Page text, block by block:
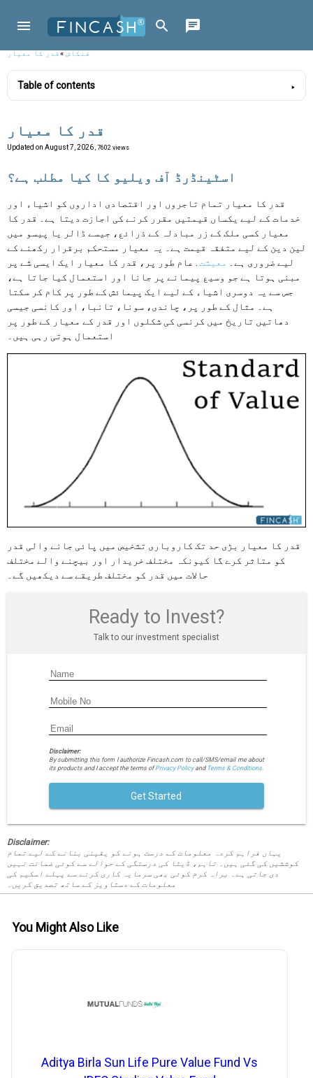
فنکاش»قدر کا معیار
Table of contents
قدر کا معیار
Updated on August 7, 2026 , 7602 views
اسٹینڈرڈ آف ویلیو کا کیا مطلب ہے؟
قدر کا معیار تمام تاجروں اور اقتصادی اداروں کو اشیاء اور
خدمات کے لیے یکساں قیمتیں مقرر کرنے کی اجازت دیتا ہے۔ قدر کا
معیار کسی ملک کے زر مبادلہ کے ذرائع، جیسے ڈالر یا پیسو میں
لین دین کے لیے متفقہ قیمت ہے۔ یہ معیار مستحکم برقرار رکھنے کے
لیے ضروری ہے۔
معیشت
. عام طور پر، قدر کا معیار ایک ایسی شے پر
مبنی ہوتا ہے جو وسیع پیمانے پر جانا اور استعمال کیا جاتا ہے،
جس سے یہ دوسری اشیاء کے لیے ایک پیمائش کے طور پر کام کر سکتا
ہے۔ مثال کے طور پر، چاندی، سونا، تانبا، اور کانسی جیسی
دھاتیں تاریخ میں کرنسی کی شکلوں اور قدر کے معیار کے طور پر
استعمال ہوتی رہی ہیں۔
قدر کا معیار بڑی حد تک کاروباری تشخیص میں پائی جانے والی قدر
کو متاثر کرے گا کیونکہ مختلف خریدار اور بیچنے والے مختلف
حالات میں قدر کو مختلف طریقے سے دیکھیں گے۔
Ready to Invest?
Talk to our investment specialist
Disclaimer:
By submitting this form I authorize Fincash.com to call/SMS/email me about
its products and I accept the terms ofPrivacy Policyand Terms & Conditions.
Get Started
Disclaimer:
یہاں فراہم کردہ معلومات کے درست ہونے کو یقینی بنانے کے لیے تمام
کوششیں کی گئی ہیں۔ تاہم، ڈیٹا کی درستگی کے حوالے سے کوئی ضمانت نہیں
دی جاتی ہے۔ براہ کرم کوئی بھی سرمایہ کاری کرنے سے پہلے اسکیم کی
معلومات کے دستاویز کے ساتھ تصدیق کریں۔
You Might Also Like
Aditya Birla Sun Life Pure Value Fund Vs